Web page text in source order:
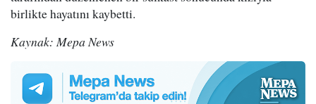
birlikte hayatını kaybetti.
Kaynak: Mepa News